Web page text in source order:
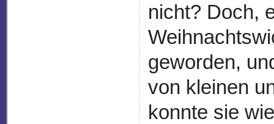
nicht? Doch,
geworden,
von kleinen
konnte sie